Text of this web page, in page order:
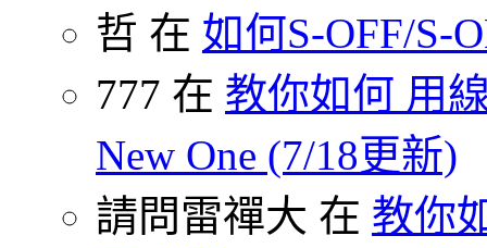
哲 在 如何S-OFF/S-
777 在 教你如何 用
New One (7/18更新)
請問雷禪大 在 教你